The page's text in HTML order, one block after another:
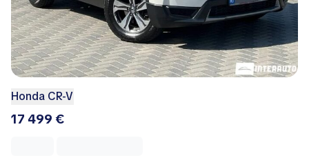
Honda CR-V
17 499 €